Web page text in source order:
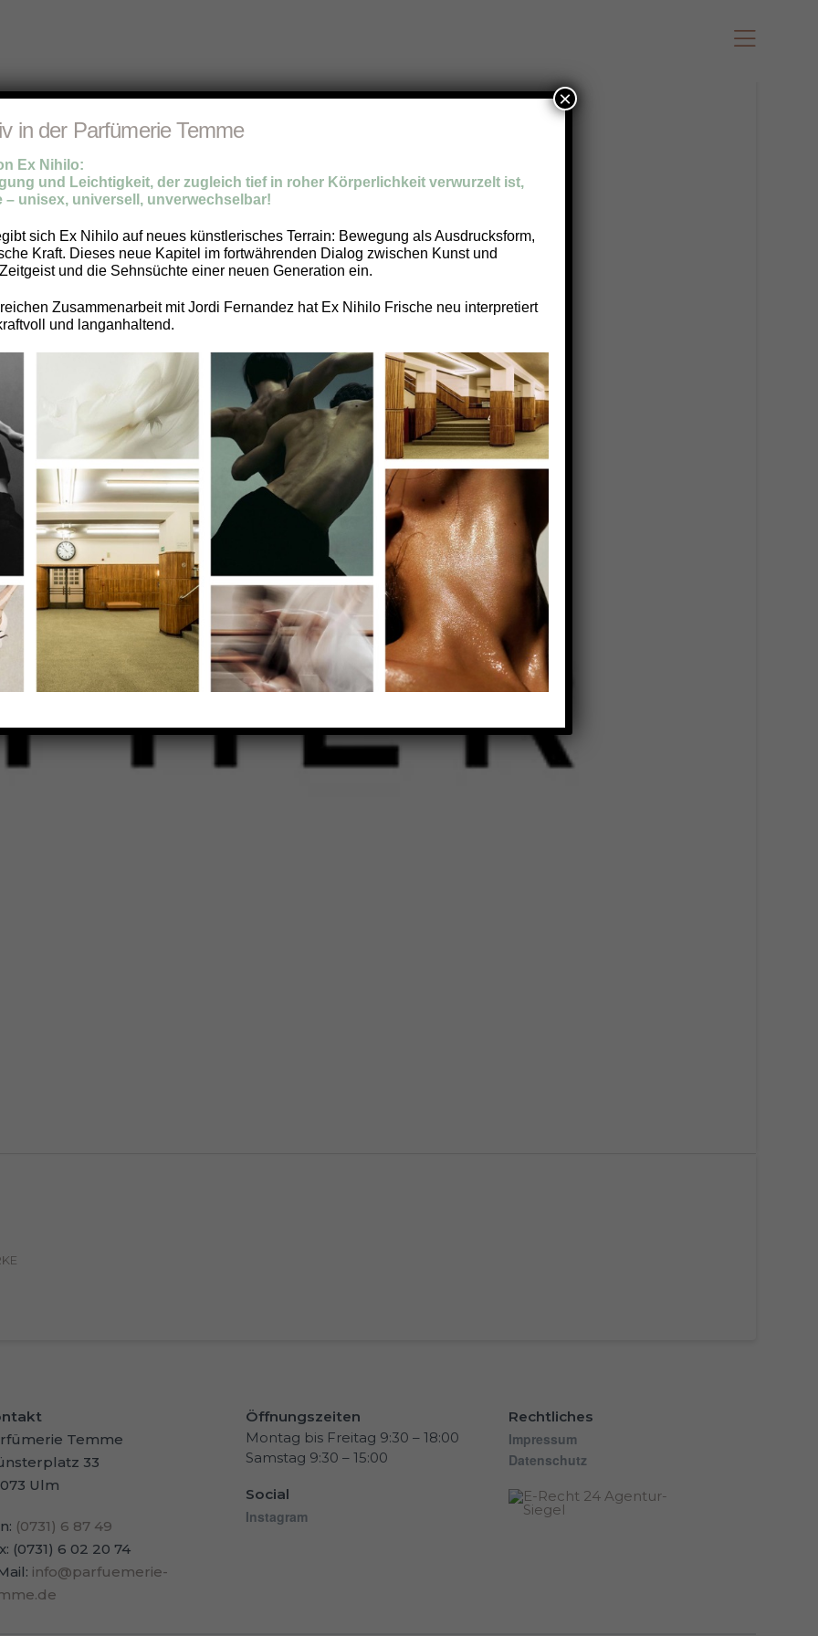
Temme
33
Ulm
(0731) 6 87 49
(0731) 6 02 20 74
info@parfuemerie-
Öffnungszeiten
Montag bis Freitag 9:30 – 18:00
Samstag 9:30 – 15:00
Social
Instagram
Rechtliches
Impressum
Datenschutz
in der Parfümerie Temme
Ex Nihilo:
und Leichtigkeit, der zugleich tief in roher Körperlichkeit verwurzelt ist,
– unisex, universell, unverwechselbar!
sich Ex Nihilo auf neues künstlerisches Terrain: Bewegung als Ausdrucksform,
Kraft. Dieses neue Kapitel im fortwährenden Dialog zwischen Kunst und
und die Sehnsüchte einer neuen Generation ein.
Zusammenarbeit mit Jordi Fernandez hat Ex Nihilo Frische neu interpretiert
und langanhaltend.
×